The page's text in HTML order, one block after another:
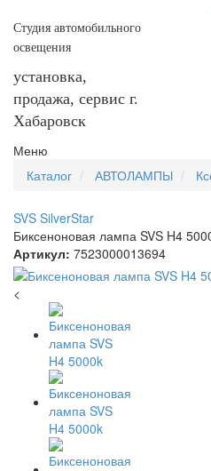
Студия автомобильного
освещения
установка,
продажа, сервис г.
Хабаровск
Меню
Каталог
АВТОЛАМПЫ
SVS SilverStar
Биксеноновая лампа SVS H4
Артикул: 7523000013694
<